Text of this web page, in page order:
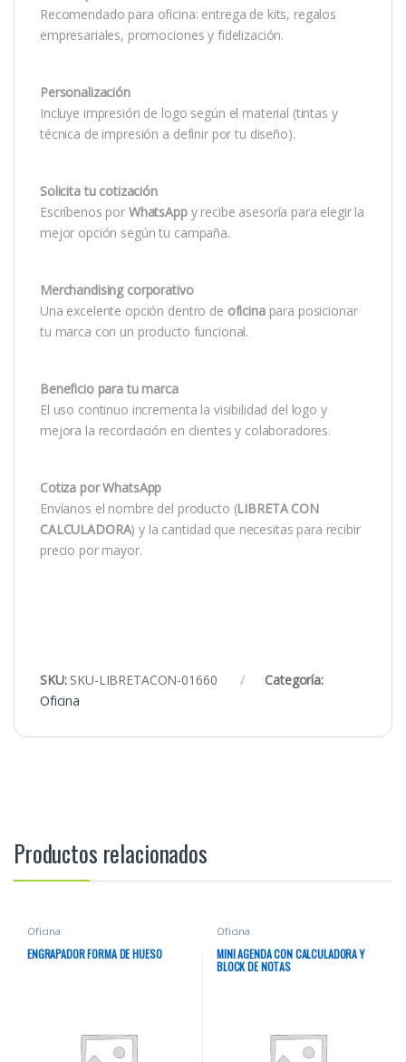
Recomendado para oficina: entrega de kits, regalos
empresariales, promociones y fidelización.
Personalización
Incluye impresión de logo según el material (tintas y
técnica de impresión a definir por tu diseño).
Solicita tu cotización
Escríbenos por WhatsAppy recibe asesoría para elegir la
mejor opción según tu campaña.
Merchandising corporativo
Una excelente opción dentro de oficinapara posicionar
tu marca con un producto funcional.
Beneficio para tu marca
El uso continuo incrementa la visibilidad del logo y
mejora la recordación en clientes y colaboradores.
Cotiza por WhatsApp
Envíanos el nombre del producto (LIBRETA CON
CALCULADORA) y la cantidad que necesitas para recibir
precio por mayor.
SKU: SKU-LIBRETACON-01660
Categoría:
Oficina
Productos relacionados
Oficina
ENGRAPADOR FORMA DE HUESO
Oficina
MINI AGENDA CON CALCULADORA Y
BLOCK DE NOTAS